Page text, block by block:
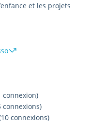
et les projets
connexions)